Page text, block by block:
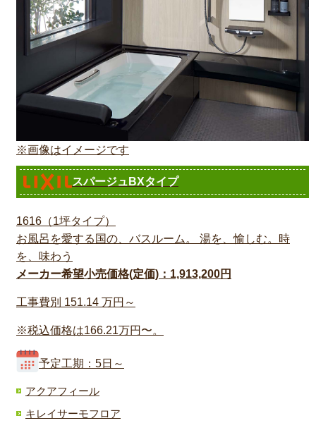
※画像はイメージです
スパージュBXタイプ
1616（1坪タイプ）
お風呂を愛する国の、バスルーム。 湯を、愉しむ。時
を、味わう
メーカー希望小売価格(定価)：1,913,200円
工事費別 151.14 万円～
※税込価格は166.21万円〜。
予定工期：5日～
アクアフィール
キレイサーモフロア